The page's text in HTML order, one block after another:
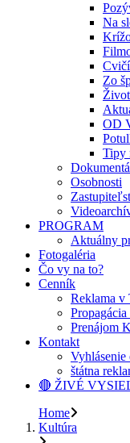
Na
Zo
OD
Tipy
Osobnosti
PROGRAM
Aktuálny
Fotogaléria
Čo vy na to?
Cenník
Reklama
Prenájom
Kontakt
štátna
🔴 ŽIVÉ
Home
Kultúra